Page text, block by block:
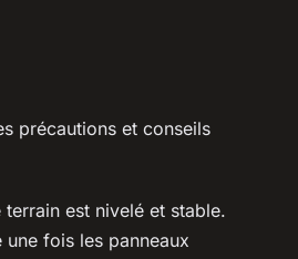
précautions et conseils
est nivelé et stable.
fois les panneaux